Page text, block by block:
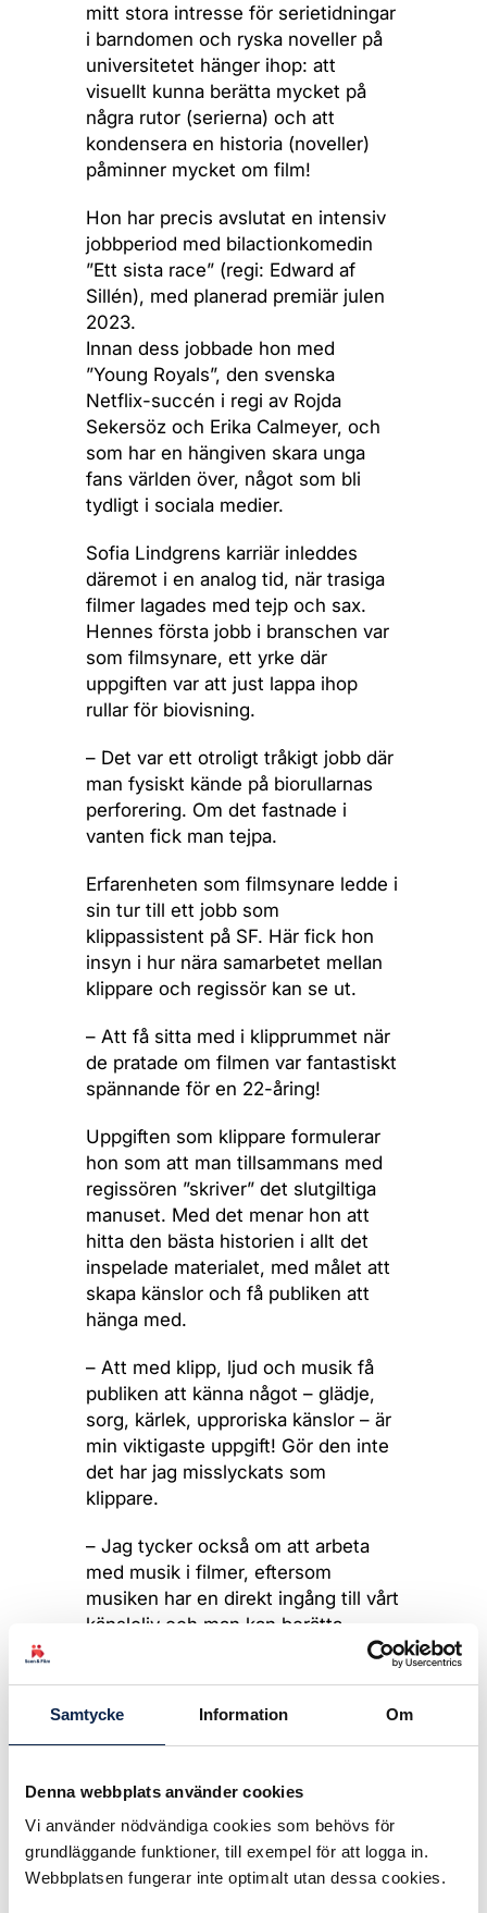
Samtycke Information Om
Denna webbplats använder cookies
Vi använder nödvändiga cookies som behövs för
grundläggande funktioner, till exempel för att logga in.
Webbplatsen fungerar inte optimalt utan dessa cookies.
mitt stora intresse för serietidningar
i barndomen och ryska noveller på
universitetet hänger ihop: att
visuellt kunna berätta mycket på
några rutor (serierna) och att
kondensera en historia (noveller)
påminner mycket om film!
Hon har precis avslutat en intensiv
jobbperiod med bilactionkomedin
”Ett sista race” (regi: Edward af
Sillén), med planerad premiär julen
2023.
Innan dess jobbade hon med
”Young Royals”, den svenska
Netflix-succén i regi av Rojda
Sekersöz och Erika Calmeyer, och
som har en hängiven skara unga
fans världen över, något som bli
tydligt i sociala medier.
Sofia Lindgrens karriär inleddes
däremot i en analog tid, när trasiga
filmer lagades med tejp och sax.
Hennes första jobb i branschen var
som filmsynare, ett yrke där
uppgiften var att just lappa ihop
rullar för biovisning.
– Det var ett otroligt tråkigt jobb där
man fysiskt kände på biorullarnas
perforering. Om det fastnade i
vanten fick man tejpa.
Erfarenheten som filmsynare ledde i
sin tur till ett jobb som
klippassistent på SF. Här fick hon
insyn i hur nära samarbetet mellan
klippare och regissör kan se ut.
– Att få sitta med i klipprummet när
de pratade om filmen var fantastiskt
spännande för en 22-åring!
Uppgiften som klippare formulerar
hon som att man tillsammans med
regissören ”skriver” det slutgiltiga
manuset. Med det menar hon att
hitta den bästa historien i allt det
inspelade materialet, med målet att
skapa känslor och få publiken att
hänga med.
– Att med klipp, ljud och musik få
publiken att känna något – glädje,
sorg, kärlek, upproriska känslor – är
min viktigaste uppgift! Gör den inte
det har jag misslyckats som
klippare.
– Jag tycker också om att arbeta
med musik i filmer, eftersom
musiken har en direkt ingång till vårt
känsloliv och man kan berätta
Oavsett en minutiös planering av
filminspelning händer det inte alltför
uppstår.
– Det blir aldrig som man tänkt sig
under en inspelning – aldrig!
konstaterar Sofia Lindgren.